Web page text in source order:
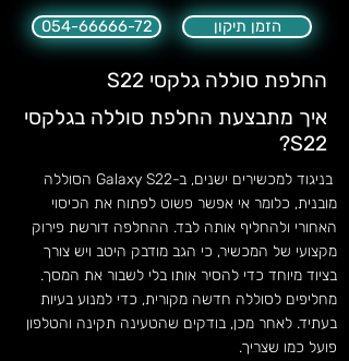
054-66666-72 הזמן תיקון
החלפת סוללה גלקסי S22
איך מתבצעת החלפת סוללה בגלקסי
S22?
בניגוד למכשירים ישנים, ב-Galaxy S22 הסוללה
מובנית, כלומר אי אפשר פשוט לפתוח את הכיסוי
האחורי ולהחליף אותה לבד. ההחלפה דורשת פירוק
מקצועי של המכשיר, כי הגב מודבק היטב ויש צורך
בציוד מיוחד כדי להסיר אותו בלי לשבור את המסך.
מחליפים לסוללה חדשה מקורית, כדי למנוע בעיות
בעתיד. לאחר מכן, בודקים שהטעינה תקינה והטלפון
פועל כמו שצריך.